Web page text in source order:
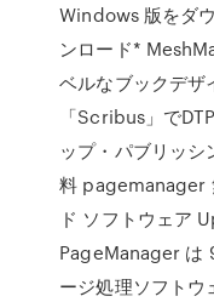
Windows 版をダ
ンロード*
ベルなブックデザ
「Scribus」で
ップ・パブリッ
料 pagemanager
ド ソフトウェア
PageManager は
ージ処理ソフトウ